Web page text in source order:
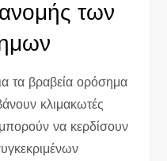
των
τα βραβεία ορόσημα
κλιμακωτές
να κερδίσουν